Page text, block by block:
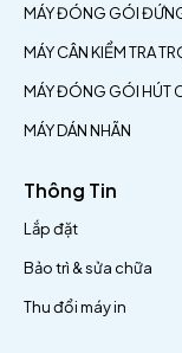
MÁY ĐÓNG GÓI
MÁY CÂN KIỂM TRA
MÁY ĐÓNG GÓI HÚT
MÁY DÁN NHÃN
Thông Tin
Lắp đặt
Bảo trì & sửa chữa
Thu đổi máy in